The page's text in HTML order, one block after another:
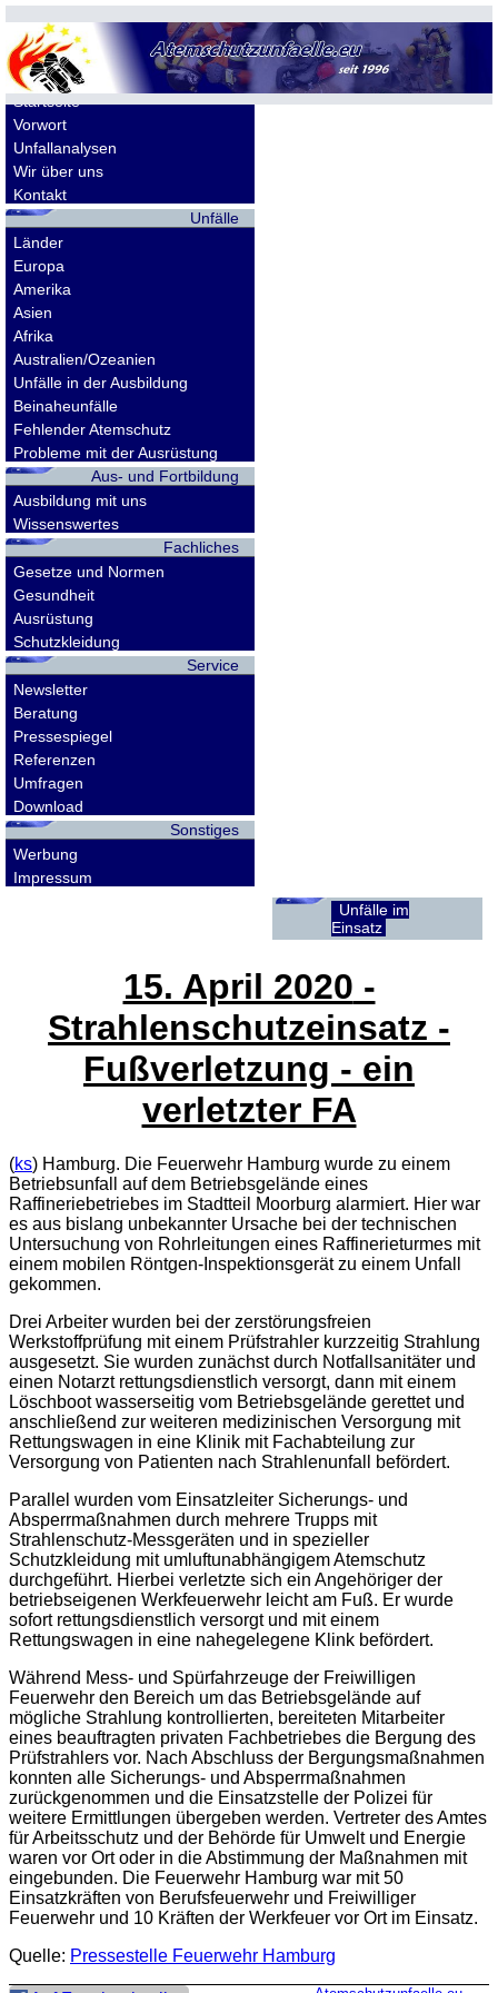
Allgemeines
Startseite
Vorwort
Unfallanalysen
Wir über uns
Kontakt
Unfälle
Länder
Europa
Amerika
Asien
Afrika
Australien/Ozeanien
Unfälle in der Ausbildung
Beinaheunfälle
Fehlender Atemschutz
Probleme mit der Ausrüstung
Aus- und Fortbildung
Ausbildung mit uns
Wissenswertes
Fachliches
Gesetze und Normen
Gesundheit
Ausrüstung
Schutzkleidung
Service
Newsletter
Beratung
Pressespiegel
Referenzen
Umfragen
Download
Sonstiges
Werbung
Impressum
Unfälle im
Einsatz
15. April 2020 -
Strahlenschutzeinsatz -
Fußverletzung - ein
verletzter FA
(ks) Hamburg. Die Feuerwehr Hamburg wurde zu einem
Betriebsunfall auf dem Betriebsgelände eines
Raffineriebetriebes im Stadtteil Moorburg alarmiert. Hier war
es aus bislang unbekannter Ursache bei der technischen
Untersuchung von Rohrleitungen eines Raffinerieturmes mit
einem mobilen Röntgen-Inspektionsgerät zu einem Unfall
gekommen.
Drei Arbeiter wurden bei der zerstörungsfreien
Werkstoffprüfung mit einem Prüfstrahler kurzzeitig Strahlung
ausgesetzt. Sie wurden zunächst durch Notfallsanitäter und
einen Notarzt rettungsdienstlich versorgt, dann mit einem
Löschboot wasserseitig vom Betriebsgelände gerettet und
anschließend zur weiteren medizinischen Versorgung mit
Rettungswagen in eine Klinik mit Fachabteilung zur
Versorgung von Patienten nach Strahlenunfall befördert.
Parallel wurden vom Einsatzleiter Sicherungs- und
Absperrmaßnahmen durch mehrere Trupps mit
Strahlenschutz-Messgeräten und in spezieller
Schutzkleidung mit umluftunabhängigem Atemschutz
durchgeführt. Hierbei verletzte sich ein Angehöriger der
betriebseigenen Werkfeuerwehr leicht am Fuß. Er wurde
sofort rettungsdienstlich versorgt und mit einem
Rettungswagen in eine nahegelegene Klink befördert.
Während Mess- und Spürfahrzeuge der Freiwilligen
Feuerwehr den Bereich um das Betriebsgelände auf
mögliche Strahlung kontrollierten, bereiteten Mitarbeiter
eines beauftragten privaten Fachbetriebes die Bergung des
Prüfstrahlers vor. Nach Abschluss der Bergungsmaßnahmen
konnten alle Sicherungs- und Absperrmaßnahmen
zurückgenommen und die Einsatzstelle der Polizei für
weitere Ermittlungen übergeben werden. Vertreter des Amtes
für Arbeitsschutz und der Behörde für Umwelt und Energie
waren vor Ort oder in die Abstimmung der Maßnahmen mit
eingebunden. Die Feuerwehr Hamburg war mit 50
Einsatzkräften von Berufsfeuerwehr und Freiwilliger
Feuerwehr und 10 Kräften der Werkfeuer vor Ort im Einsatz.
Quelle: Pressestelle Feuerwehr Hamburg